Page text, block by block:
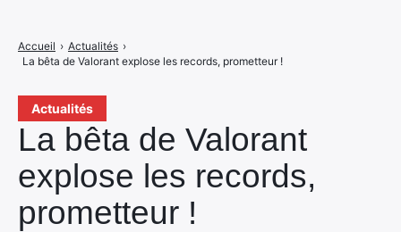
Actualités
La bêta de Valorant
explose les records,
prometteur !
Accueil › Actualités ›
La bêta de Valorant explose les records, prometteur !